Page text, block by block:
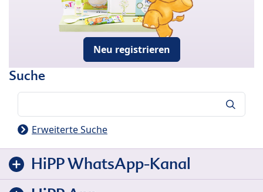
Neu registrieren
Suche
Erweiterte Suche
HiPP WhatsApp-Kanal